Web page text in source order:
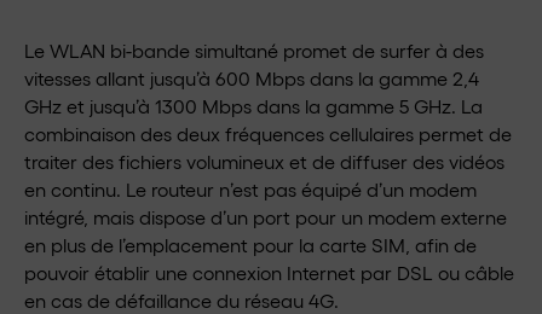
Le WLAN bi-bande simultané promet de surfer à des
vitesses allant jusqu’à 600 Mbps dans la gamme 2,4
GHz et jusqu’à 1300 Mbps dans la gamme 5 GHz. La
combinaison des deux fréquences cellulaires permet de
traiter des fichiers volumineux et de diffuser des vidéos
en continu. Le routeur n’est pas équipé d’un modem
intégré, mais dispose d’un port pour un modem externe
en plus de l’emplacement pour la carte SIM, afin de
pouvoir établir une connexion Internet par DSL ou câble
en cas de défaillance du réseau 4G.